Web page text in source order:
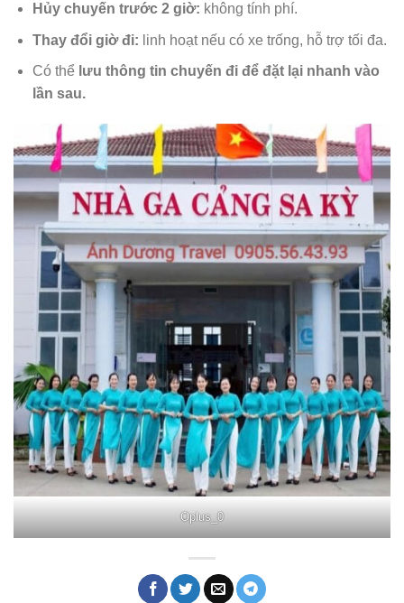
Hủy chuyến trước 2 giờ: không tính phí.
Thay đổi giờ đi: linh hoạt nếu có xe trống, hỗ trợ tối đa.
Có thể lưu thông tin chuyến đi để đặt lại nhanh vào
lần sau.
Oplus_0